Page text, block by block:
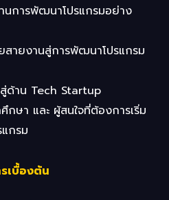
นการพัฒนาโปรแกรมอย่าง
สายงานสู่การพัฒนาโปรแกรม
ด้าน Tech Startup
ษา และ ผู้สนใจที่ต้องการเริ่ม
กรม
เบื้องต้น